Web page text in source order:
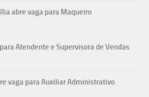
abre vaga para Maqueiro
Atendente e Supervisora de Vendas
vaga para Auxiliar Administrativo